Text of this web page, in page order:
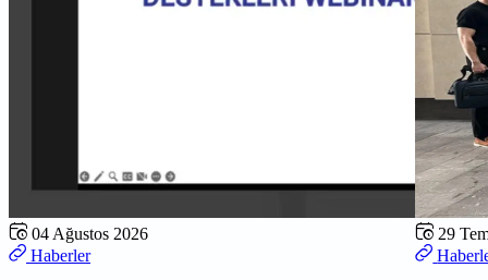
04 Ağustos 2026
Haberler
29